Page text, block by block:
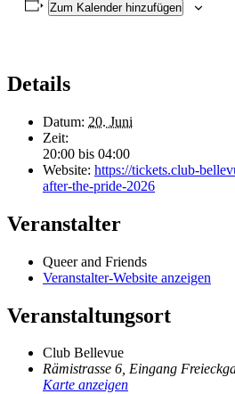
Zum Kalender hinzufügen
Details
Datum: 20. Juni
Zeit:
20:00 bis 04:00
Website: https://tickets.club-
after-the-pride-2026
Veranstalter
Queer and Friends
Veranstalter-Website anzeigen
Veranstaltungsort
Club Bellevue
Rämistrasse 6, Eingang
Karte anzeigen